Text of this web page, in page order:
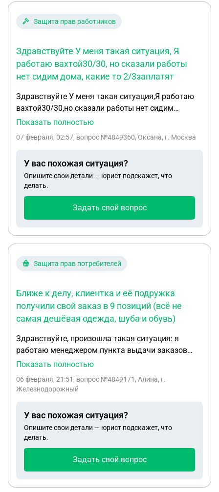
Защита прав работников
Здравствуйте У меня такая ситуация, Я
работаю вахтой30/30, но сказали работы
нет сидим дома, какие то 2/3заплатят
Здравствуйте У меня такая ситуация,Я работаю
вахтой30/30,но сказали работы нет сидим
дома,какие то 2/3заплатят,но это копейки
сидеть,но почему я должна сидеть за
будет,никакой определенности,что делать?
Показать полностью
07 февраля, 02:57, вопрос №4849360, Оксана, г. Москва
У вас похожая ситуация?
Опишите свои детали — юрист подскажет, что
делать.
Задать свой вопрос
Защита прав потребителей
Ближе к делу, клиентка и её подружка
получили свой заказ в 9 позиций (всё не
самая дешёвая одежда, шуба и обувь)
Здравствуйте, произошла такая ситуация: я
работаю менеджером пункта выдачи заказов
вайлдберриз. Мы никак не защищены абсолютно
нас как из рога изобилия. Ближе к делу, клиентка
ушли с ним сразу в примерочную, мой коллега
предупредил их, сказав, чтобы они проверяли
ВЕСЬ заказ под камерой. Одна из женщин начала
неохотно и бегло проверять самые
незначительные товары - шапки, топик и рубашку,
Показать полностью
06 февраля, 21:51 , вопрос №4849171, Алина, г.
Железнодорожный
У вас похожая ситуация?
Опишите свои детали — юрист подскажет, что
делать.
Задать свой вопрос